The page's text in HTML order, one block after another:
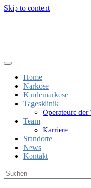
Skip to content
Home
Narkose
Kindernarkose
Tagesklinik
Operateure
Team
Karriere
Standorte
News
Kontakt